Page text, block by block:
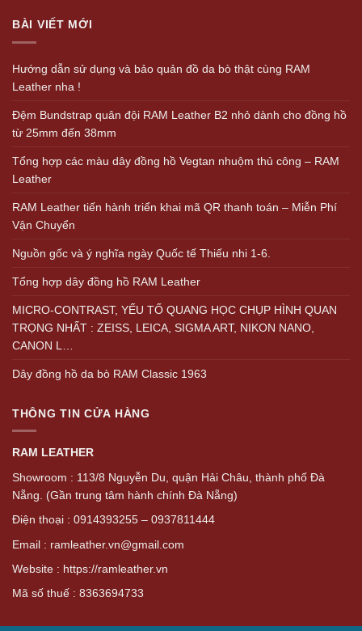
BÀI VIẾT MỚI
Hướng dẫn sử dụng và bảo quản đồ da bò thật cùng RAM
Leather nha !
Đệm Bundstrap quân đội RAM Leather B2 nhỏ dành cho đồng hồ
từ 25mm đến 38mm
Tổng hợp các màu dây đồng hồ Vegtan nhuộm thủ công – RAM
Leather
RAM Leather tiến hành triển khai mã QR thanh toán – Miễn Phí
Vận Chuyển
Nguồn gốc và ý nghĩa ngày Quốc tế Thiếu nhi 1-6.
Tổng hợp dây đồng hồ RAM Leather
MICRO-CONTRAST, YẾU TỐ QUANG HỌC CHỤP HÌNH QUAN
TRỌNG NHẤT : ZEISS, LEICA, SIGMA ART, NIKON NANO,
CANON L…
Dây đồng hồ da bò RAM Classic 1963
THÔNG TIN CỬA HÀNG
RAM LEATHER
Showroom : 113/8 Nguyễn Du, quận Hải Châu, thành phố Đà
Nẵng. (Gần trung tâm hành chính Đà Nẵng)
Điện thoại : 0914393255 – 0937811444
Email : ramleather.vn@gmail.com
Website : https://ramleather.vn
Mã số thuế : 8363694733